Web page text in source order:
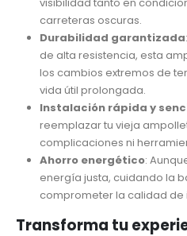
carreteras oscuras.
Durabilidad garantizada
de alta resistencia, esta
los cambios extremos de
vida útil prolongada.
Instalación rápida y
reemplazar tu vieja
complicaciones ni
Ahorro energético:
energía justa, cuidando la
comprometer la calidad de
Transforma tu